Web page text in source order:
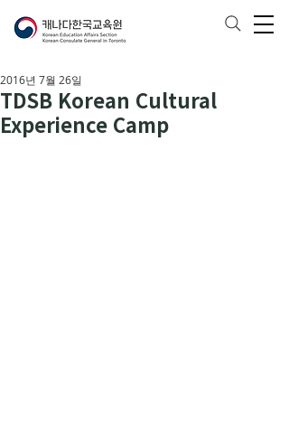
TDSB Korean Cultural
Experience Camp
2016년 7월 26일